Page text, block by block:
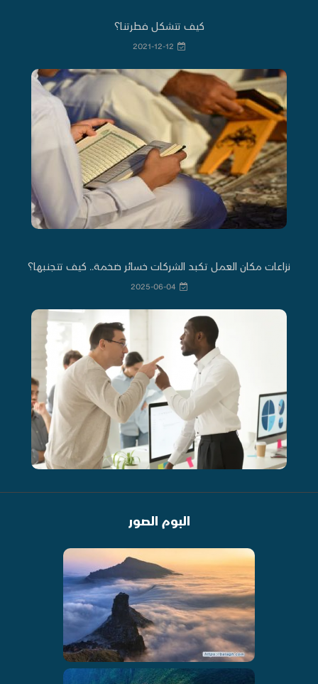
كيف تتشكل فطرتنا؟
2021-12-12
نزاعات مكان العمل تكبد الشركات خسائر ضخمة.. كيف تتجنبها؟
2025-06-04
البوم الصور